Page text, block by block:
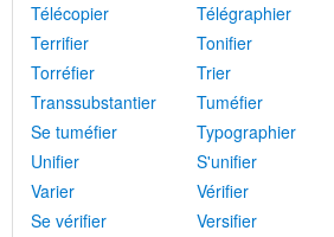
Télécopier
Télégraphier
Terrifier
Tonifier
Torréfier
Trier
Transsubstantier
Tuméfier
Se tuméfier
Typographier
Unifier
S'unifier
Varier
Vérifier
Se vérifier
Versifier